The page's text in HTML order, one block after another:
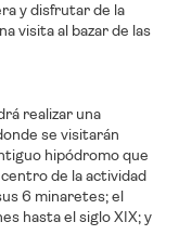
y disfrutar de la
visita al bazar de las
realizar una
se visitarán
hipódromo que
de la actividad
6 minaretes; el
hasta el siglo XIX; y